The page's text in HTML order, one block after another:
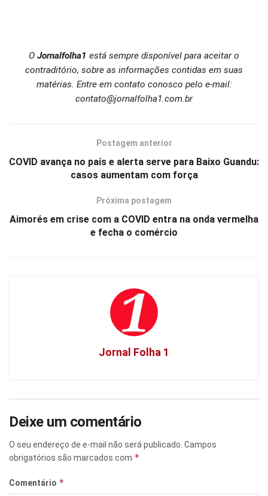
O Jornalfolha1 está sempre disponível para aceitar o
contraditório, sobre as informações contidas em suas
matérias. Entre em contato conosco pelo e-mail:
contato@jornalfolha1.com.br
Postagem anterior
COVID avança no país e alerta serve para Baixo Guandu:
casos aumentam com força
Próxima postagem
Aimorés em crise com a COVID entra na onda vermelha
e fecha o comércio
Jornal Folha 1
Deixe um comentário
O seu endereço de e-mail não será publicado. Campos
obrigatórios são marcados com *
Comentário *